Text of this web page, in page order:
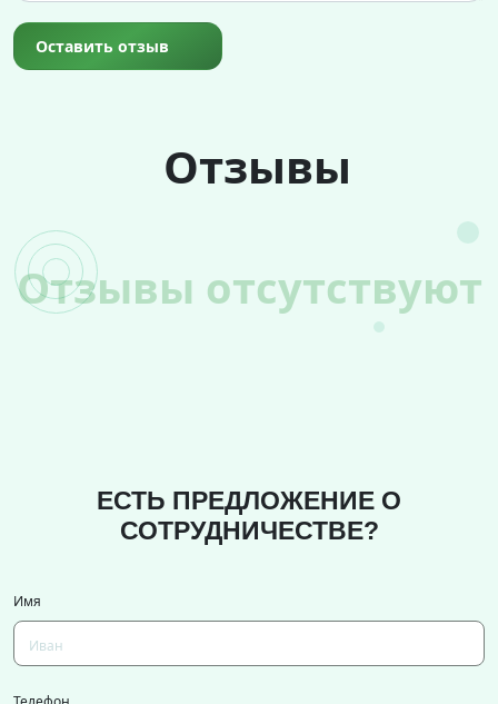
Оставить отзыв
Отзывы
Отзывы отсутствуют
ЕСТЬ ПРЕДЛОЖЕНИЕ О
СОТРУДНИЧЕСТВЕ?
Имя